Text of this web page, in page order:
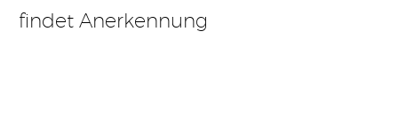
findet Anerkennung